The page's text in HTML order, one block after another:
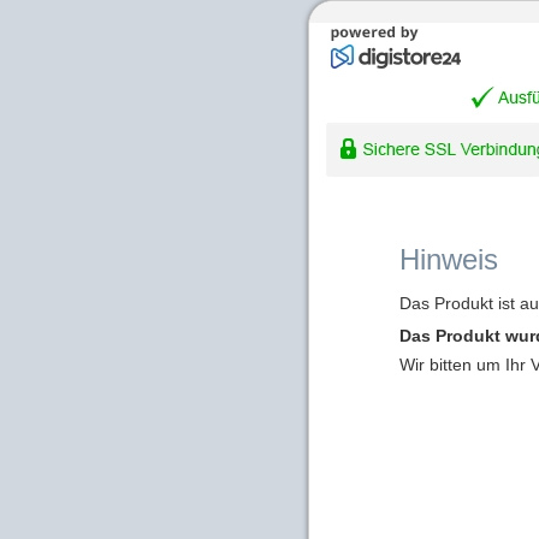
Hinweis
Das Produkt ist
Das Produkt
Wir bitten um Ihr